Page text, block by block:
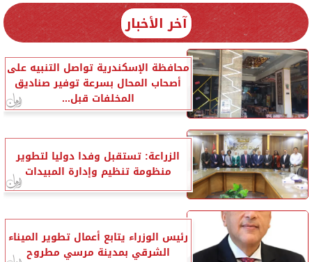
آخر الأخبار
محافظة الإسكندرية تواصل التنبيه على
أصحاب المحال بسرعة توفير صناديق
المخلفات قبل...
الزراعة: تستقبل وفدا دوليا لتطوير
منظومة تنظيم وإدارة المبيدات
رئيس الوزراء يتابع أعمال تطوير الميناء
الشرقي بمدينة مرسي مطروح